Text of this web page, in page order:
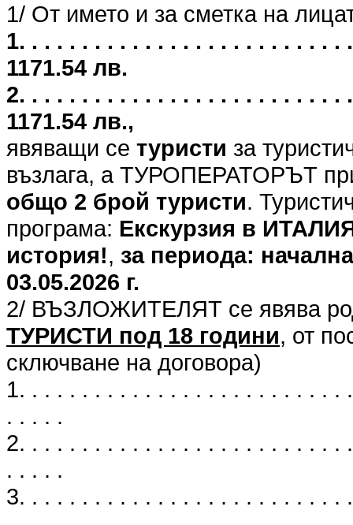
1/ От името и за сметка на
1. . . . . . . . . . . . . . . . . . . . . . . . .
1171.54 лв.
2. . . . . . . . . . . . . . . . . . . . . . . . .
1171.54 лв.,
явяващи се туристи за
възлага, а ТУРОПЕРАТОРЪТ
общо 2 брой туристи.
програма: Екскурзия в
история!, за периода:
03.05.2026 г.
2/ ВЪЗЛОЖИТЕЛЯТ се явява
ТУРИСТИ под 18 години, от
сключване на договора)
1. . . . . . . . . . . . . . . . . . . . . . . . .
. . . . .
2. . . . . . . . . . . . . . . . . . . . . . . . .
. . . . .
3. . . . . . . . . . . . . . . . . . . . . . . . .